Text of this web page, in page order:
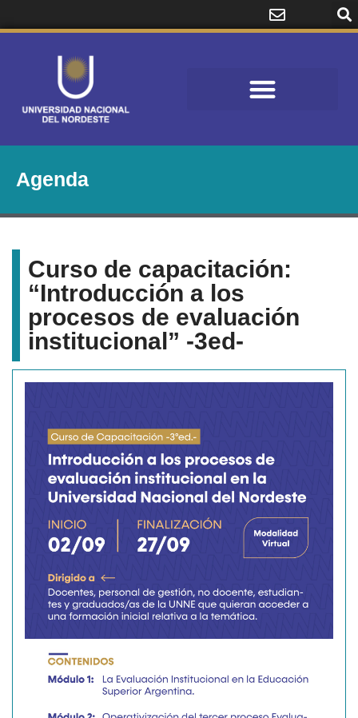
Agenda
Curso de capacitación:
“Introducción a los
procesos de evaluación
institucional” -3ed-